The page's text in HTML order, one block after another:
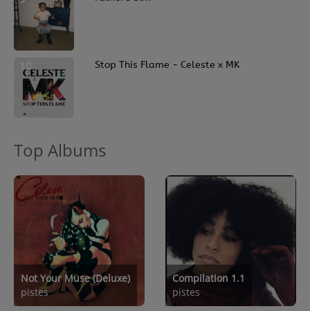
10 Stop This Flame - Celeste x MK
Top Albums
Not Your Muse (Deluxe)
pistes
Compilation 1.1
pistes